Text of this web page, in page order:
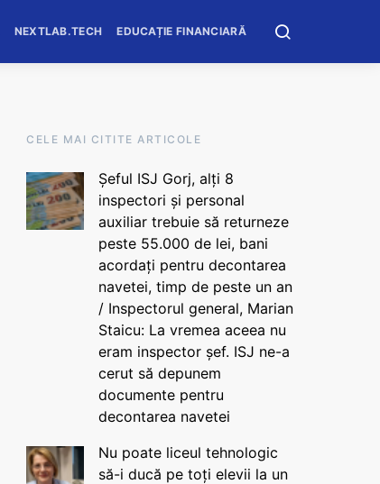
NEXTLAB.TECH EDUCAȚIE FINANCIARĂ
CELE MAI CITITE ARTICOLE
Șeful ISJ Gorj, alți 8
inspectori și personal
auxiliar trebuie să returneze
peste 55.000 de lei, bani
acordați pentru decontarea
navetei, timp de peste un an
/ Inspectorul general, Marian
Staicu: La vremea aceea nu
eram inspector șef. ISJ ne-a
cerut să depunem
documente pentru
decontarea navetei
Nu poate liceul tehnologic
să-i ducă pe toți elevii la un